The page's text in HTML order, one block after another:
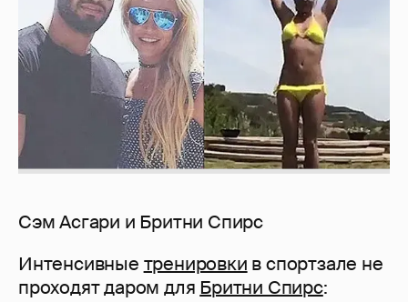
Сэм Асгари и Бритни Спирс
Интенсивные тренировки в спортзале не
проходят даром для Бритни Спирс: